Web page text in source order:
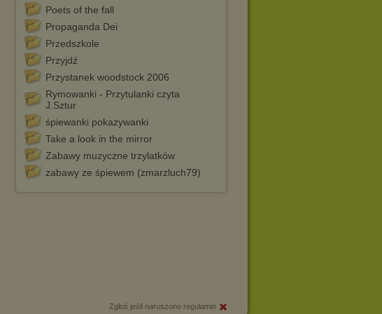
Poets of the fall
Propaganda Dei
Przedszkole
Przyjdź
Przystanek woodstock 2006
Rymowanki - Przytulanki czyta
J.Sztur
śpiewanki pokazywanki
Take a look in the mirror
Zabawy muzyczne trzylatków
zabawy ze śpiewem (zmarzluch79)
Zgłoś jeśli naruszono regulamin